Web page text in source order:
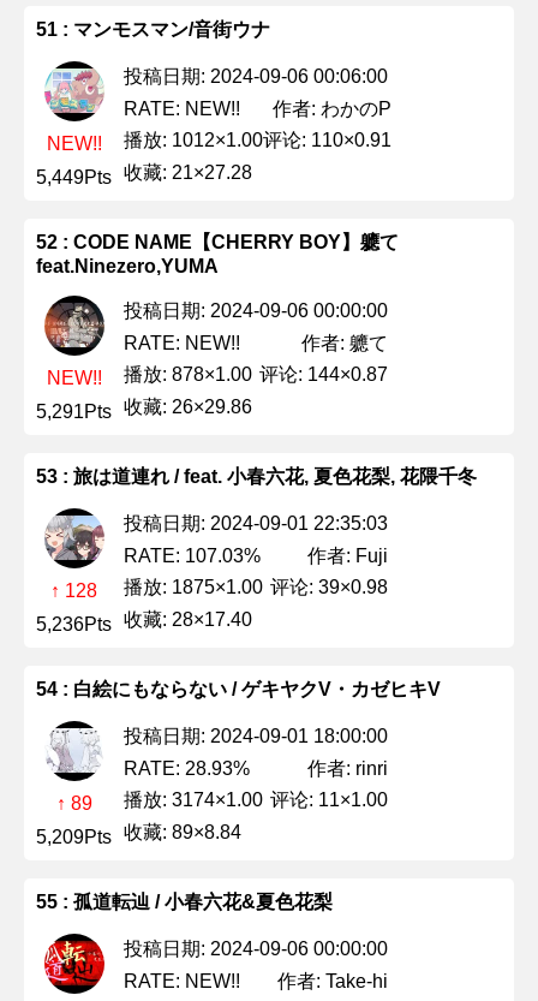
51 : マンモスマン/音街ウナ
NEW!!
5,449Pts
投稿日期: 2024-09-06 00:06:00
RATE: NEW!!
作者: わかのP
播放: 1012×1.00评论: 110×0.91
收藏: 21×27.28
52 : CODE NAME【CHERRY BOY】軈て
feat.Ninezero,YUMA
NEW!!
5,291Pts
投稿日期: 2024-09-06 00:00:00
RATE: NEW!!
作者: 軈て
播放: 878×1.00 评论: 144×0.87
收藏: 26×29.86
53 : 旅は道連れ / feat. 小春六花, 夏色花梨, 花隈千冬
↑ 128
5,236Pts
投稿日期: 2024-09-01 22:35:03
RATE: 107.03%
作者: Fuji
播放: 1875×1.00 评论: 39×0.98
收藏: 28×17.40
54 : 白絵にもならない / ゲキヤクV・カゼヒキV
↑ 89
5,209Pts
投稿日期: 2024-09-01 18:00:00
RATE: 28.93%
作者: rinri
播放: 3174×1.00 评论: 11×1.00
收藏: 89×8.84
55 : 孤道転辿 / 小春六花&夏色花梨
投稿日期: 2024-09-06 00:00:00
RATE: NEW!!
作者: Take-hi